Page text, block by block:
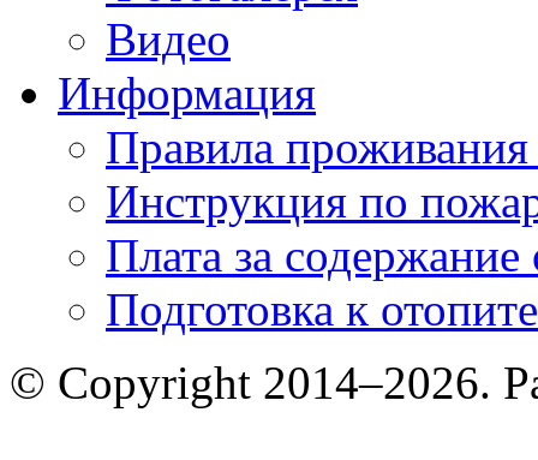
Видео
Информация
Правила
Инструкция по
Плата за
Подготовка к
© Copyright 2014–2026.